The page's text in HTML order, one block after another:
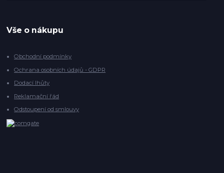
Vše o nákupu
Obchodní podmínky
Ochrana osobních údajů - GDPR
Dodací lhůty
Reklamační řád
Odstoupení od smlouvy